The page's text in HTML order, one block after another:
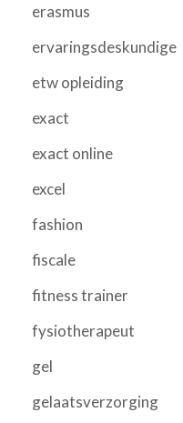
erasmus
ervaringsdeskundige
etw opleiding
exact
exact online
excel
fashion
fiscale
fitness trainer
fysiotherapeut
gel
gelaatsverzorging